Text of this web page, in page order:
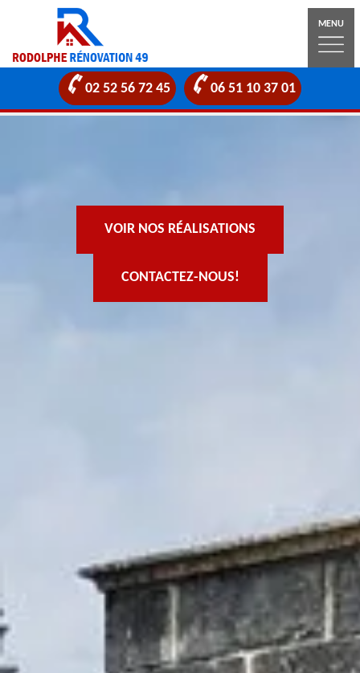
MENU
02 52 56 72 45 06 51 10 37 01
VOIR NOS RÉALISATIONS
CONTACTEZ-NOUS!